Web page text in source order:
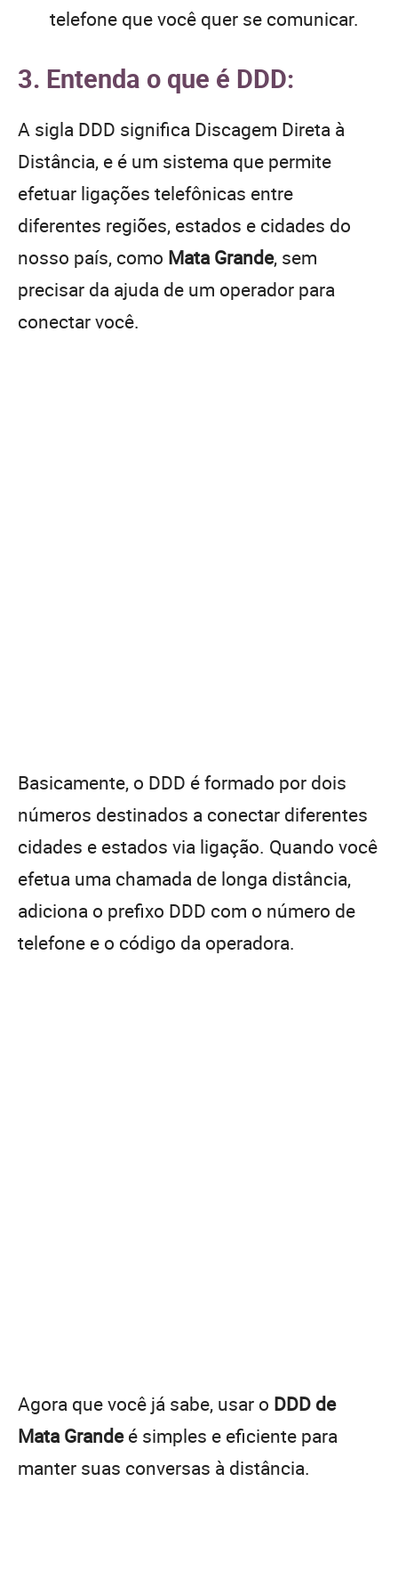
telefone que você quer se comunicar.
3. Entenda o que é DDD:
A sigla DDD significa Discagem Direta à
Distância, e é um sistema que permite
efetuar ligações telefônicas entre
diferentes regiões, estados e cidades do
nosso país, como Mata Grande, sem
precisar da ajuda de um operador para
conectar você.
Basicamente, o DDD é formado por dois
números destinados a conectar diferentes
cidades e estados via ligação. Quando você
efetua uma chamada de longa distância,
adiciona o prefixo DDD com o número de
telefone e o código da operadora.
Agora que você já sabe, usar o DDD de
Mata Grandeé simples e eficiente para
manter suas conversas à distância.